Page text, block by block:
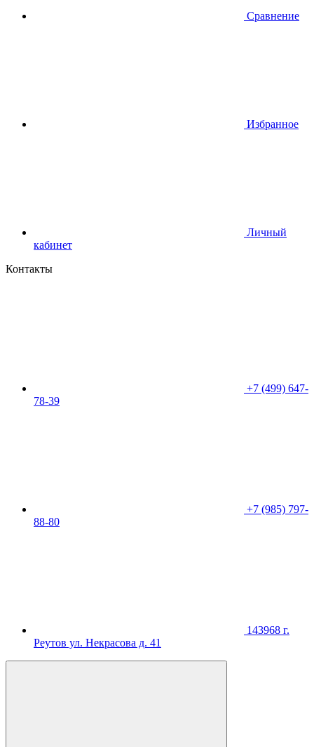
Сравнение
Избранное
Личный
кабинет
Контакты
+7 (499) 647-
78-39
+7 (985) 797-
88-80
143968 г.
Реутов ул. Некрасова д. 41